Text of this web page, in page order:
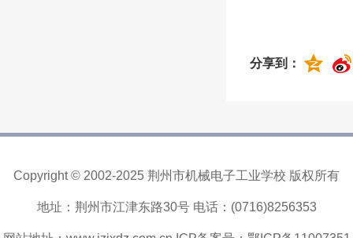
分享到：
Copyright © 2002-2025 荆州市机械电子工业学校 版权所有
地址：荆州市江津东路30号 电话：(0716)8256353